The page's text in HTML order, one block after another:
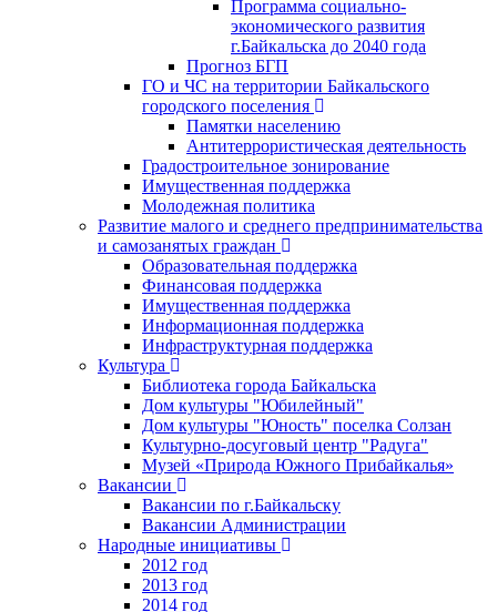
Программа социально-
экономического развития
г.Байкальска до 2040 года
Прогноз БГП
ГО и ЧС на территории Байкальского
городского поселения
Памятки населению
Антитеррористическая деятельность
Градостроительное зонирование
Имущественная поддержка
Молодежная политика
Развитие малого и среднего предпринимательства
и самозанятых граждан
Образовательная поддержка
Финансовая поддержка
Имущественная поддержка
Информационная поддержка
Инфраструктурная поддержка
Культура
Библиотека города Байкальска
Дом культуры "Юбилейный"
Дом культуры "Юность" поселка Солзан
Культурно-досуговый центр "Радуга"
Музей «Природа Южного Прибайкалья»
Вакансии
Вакансии по г.Байкальску
Вакансии Администрации
Народные инициативы
2012 год
2013 год
2014 год